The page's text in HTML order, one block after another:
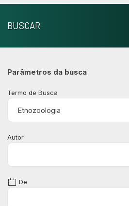
BUSCAR
Parâmetros da busca
Termo de Busca
Autor
De